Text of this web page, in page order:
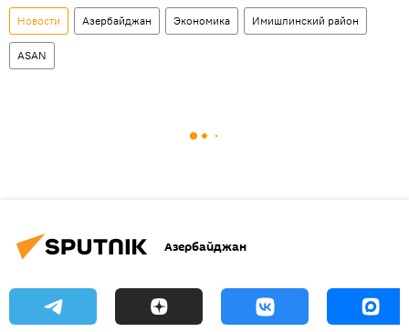
Новости Азербайджан Экономика Имишлинский район
ASAN
Азербайджан